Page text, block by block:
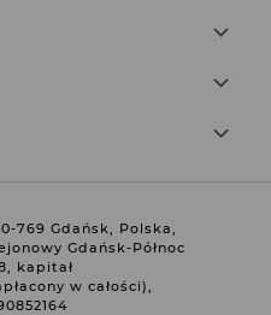
Gdańsk, Polska,
Gdańsk-Północ
kapitał
w całości),